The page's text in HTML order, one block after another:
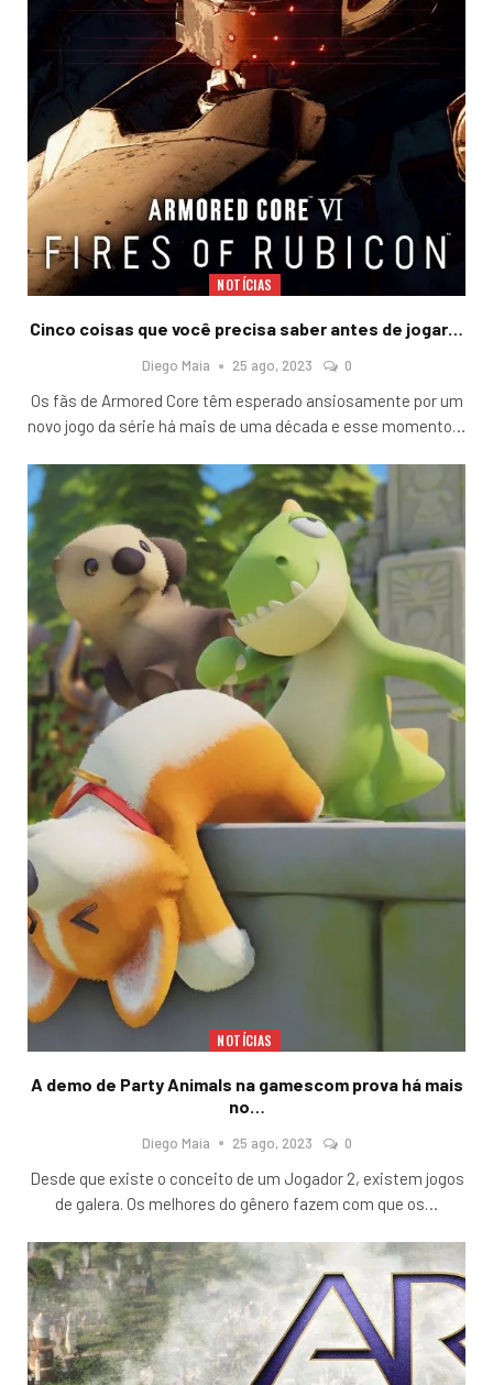
NOTÍCIAS
Cinco coisas que você precisa saber antes de jogar…
Diego Maia 25 ago, 2023 0
Os fãs de Armored Core têm esperado ansiosamente por um
novo jogo da série há mais de uma década e esse momento…
NOTÍCIAS
A demo de Party Animals na gamescom prova há mais
no…
Diego Maia 25 ago, 2023 0
Desde que existe o conceito de um Jogador 2, existem jogos
de galera. Os melhores do gênero fazem com que os